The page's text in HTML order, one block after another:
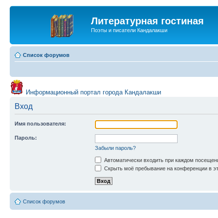
Литературная гостиная
Поэты и писатели Кандалакши
Список форумов
Информационный портал города Кандалакши
Вход
Имя пользователя:
Пароль:
Забыли пароль?
Автоматически входить при каждом
Скрыть моё пребывание на конференции в
Список форумов